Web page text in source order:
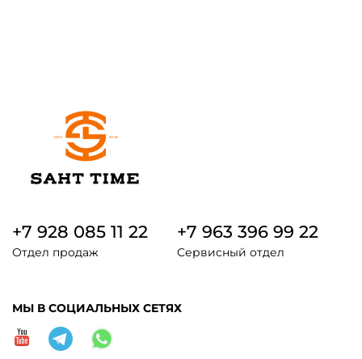
+7 928 085 11 22
Отдел продаж
+7 963 396 99 22
Сервисный отдел
МЫ В СОЦИАЛЬНЫХ СЕТЯХ